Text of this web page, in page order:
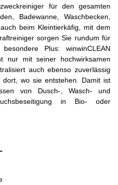
für den gesamten
Badewanne, Waschbecken,
beim Kleintierkäfig, mit dem
sorgen Sie rundum für
Plus: winwinCLEAN
nur mit seiner hochwirksamen
auch ebenso zuverlässig
wo sie entstehen. Damit ist
von Dusch-, Wasch- und
in Bio- oder